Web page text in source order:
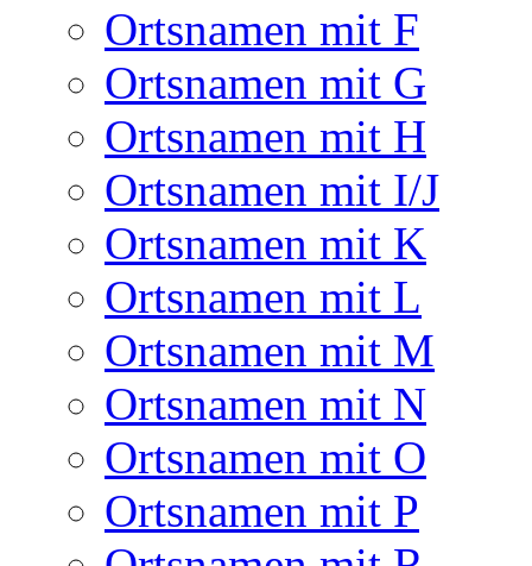
Ortsnamen mit F
Ortsnamen mit G
Ortsnamen mit H
Ortsnamen mit I/J
Ortsnamen mit K
Ortsnamen mit L
Ortsnamen mit M
Ortsnamen mit N
Ortsnamen mit O
Ortsnamen mit P